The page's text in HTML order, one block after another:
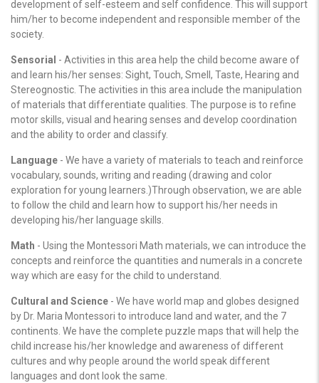
development of self-esteem and self confidence. This will support
him/her to become independent and responsible member of the
society.
Sensorial - Activities in this area help the child become aware of
and learn his/her senses: Sight, Touch, Smell, Taste, Hearing and
Stereognostic. The activities in this area include the manipulation
of materials that differentiate qualities. The purpose is to refine
motor skills, visual and hearing senses and develop coordination
and the ability to order and classify.
Language - We have a variety of materials to teach and reinforce
vocabulary, sounds, writing and reading (drawing and color
exploration for young learners.)Through observation, we are able
to follow the child and learn how to support his/her needs in
developing his/her language skills.
Math - Using the Montessori Math materials, we can introduce the
concepts and reinforce the quantities and numerals in a concrete
way which are easy for the child to understand.
Cultural and Science - We have world map and globes designed
by Dr. Maria Montessori to introduce land and water, and the 7
continents. We have the complete puzzle maps that will help the
child increase his/her knowledge and awareness of different
cultures and why people around the world speak different
languages and dont look the same.